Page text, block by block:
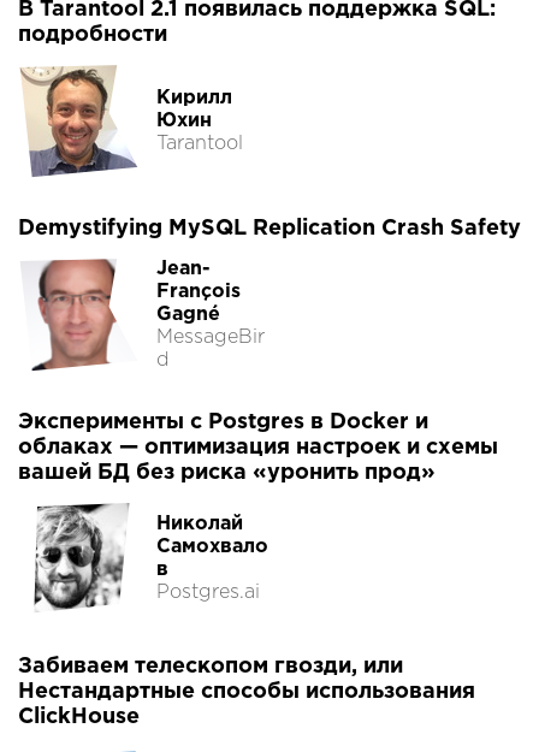
В Tarantool 2.1 появилась поддержка SQL:
подробности
Кирилл
Юхин
Tarantool
Demystifying MySQL Replication Crash Safety
Jean-
François
Gagné
MessageBir
d
Эксперименты с Postgres в Docker и
облаках — оптимизация настроек и схемы
вашей БД без риска «уронить прод»
Николай
Самохвало
в
Postgres.ai
Забиваем телескопом гвозди, или
Нестандартные способы использования
ClickHouse